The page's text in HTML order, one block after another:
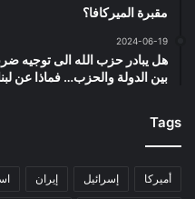
مقبرة الميركافا؟
2024-06-19
هل يبادر حزب الله الى توجيه
بين الدولة والحزب… فماذا عن
Tags
أميركا إسرائيل إيران